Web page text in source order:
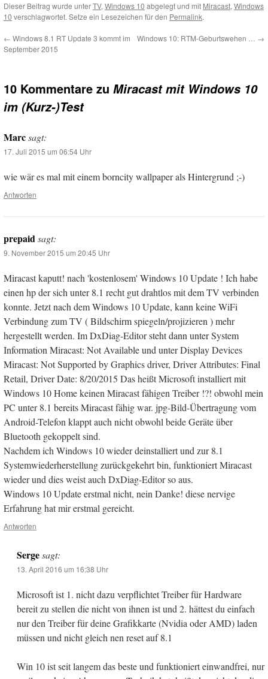
Dieser Beitrag wurde unterTV, Windows 10 abgelegt und mit Miracast, Windows
10 verschlagwortet. Setze ein Lesezeichen für den Permalink.
← Windows 8.1 RT Update 3 kommt im
September 2015
Windows 10: RTM-Geburtswehen … →
10 Kommentare zu Miracast mit Windows 10
im (Kurz-)Test
Marcsagt:
17. Juli 2015 um 06:54 Uhr
wie wär es mal mit einem borncity wallpaper als Hintergrund ;-)
Antworten
prepaidsagt:
9. November 2015 um 20:45 Uhr
Miracast kaputt! nach 'kostenlosem' Windows 10 Update ! Ich habe
einen hp der sich unter 8.1 recht gut drahtlos mit dem TV verbinden
konnte. Jetzt nach dem Windows 10 Update, kann keine WiFi
Verbindung zum TV ( Bildschirm spiegeln/projizieren ) mehr
hergestellt werden. Im DxDiag-Editor steht dann unter System
Information Miracast: Not Available und unter Display Devices
Miracast: Not Supported by Graphics driver, Driver Attributes: Final
Retail, Driver Date: 8/20/2015 Das heißt Microsoft installiert mit
Windows 10 Home keinen Miracast fähigen Treiber !?! obwohl mein
PC unter 8.1 bereits Miracast fähig war. jpg-Bild-Übertragung vom
Android-Telefon klappt auch nicht obwohl beide Geräte über
Bluetooth gekoppelt sind.
Nachdem ich Windows 10 wieder deinstalliert und zur 8.1
Systemwiederherstellung zurückgekehrt bin, funktioniert Miracast
wieder und dies weist auch DxDiag-Editor so aus.
Windows 10 Update erstmal nicht, nein Danke! diese nervige
Erfahrung hat mir erstmal gereicht.
Antworten
Serge sagt:
13. April 2016 um 16:38 Uhr
Microsoft ist 1. nicht dazu verpflichtet Treiber für Hardware
bereit zu stellen die nicht von ihnen ist und 2. hättest du einfach
nur den Treiber für deine Grafikkarte (Nvidia oder AMD) laden
müssen und nicht gleich nen reset auf 8.1
Win 10 ist seit langem das beste und funktioniert einwandfrei, nur